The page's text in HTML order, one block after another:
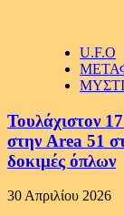
U.F.O
Τουλάχιστον
στην Area 51
δοκιμές όπλων
30 Απριλίου 2026